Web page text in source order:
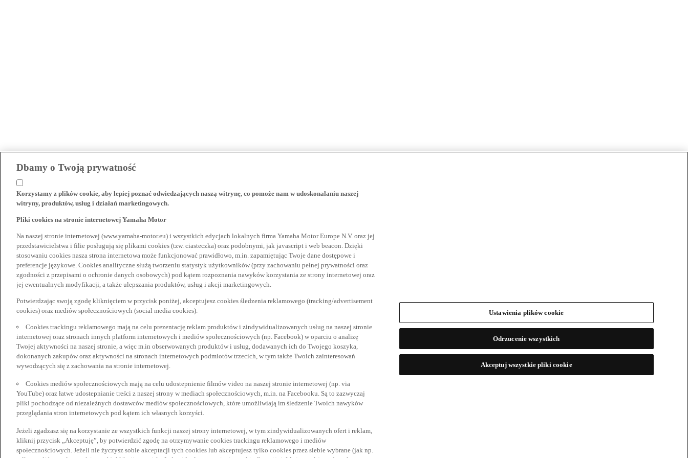
Dbamy o Twoją prywatność
Korzystamy z plików cookie, aby lepiej poznać odwiedzających naszą witrynę, co pomoże nam w udoskonalaniu naszej
witryny, produktów, usług i działań marketingowych.
Pliki cookies na stronie internetowej Yamaha Motor
Na naszej stronie internetowej (www.yamaha-motor.eu) i wszystkich edycjach lokalnych firma Yamaha Motor Europe N.V. oraz jej
przedstawicielstwa i filie posługują się plikami cookies (tzw. ciasteczka) oraz podobnymi, jak javascript i web beacon. Dzięki
stosowaniu cookies nasza strona internetowa może funkcjonować prawidłowo, m.in. zapamiętując Twoje dane dostępowe i
preferencje językowe. Cookies analityczne służą tworzeniu statystyk użytkowników (przy zachowaniu pełnej prywatności oraz
zgodności z przepisami o ochronie danych osobowych) pod kątem rozpoznania nawyków korzystania ze strony internetowej oraz
jej ewentualnych modyfikacji, a także ulepszania produktów, usług i akcji marketingowych.
Potwierdzając swoją zgodę kliknięciem w przycisk poniżej, akceptujesz cookies śledzenia reklamowego (tracking/advertisement
cookies) oraz mediów społecznościowych (social media cookies).
Cookies trackingu reklamowego mają na celu prezentację reklam produktów i zindywidualizowanych usług na naszej stronie
internetowej oraz stronach innych platform internetowych i mediów społecznościowych (np. Facebook) w oparciu o analizę
Twojej aktywności na naszej stronie, a więc m.in obserwowanych produktów i usług, dodawanych ich do Twojego koszyka,
dokonanych zakupów oraz aktywności na stronach internetowych podmiotów trzecich, w tym także Twoich zainteresowań
wywodzących się z zachowania na stronie internetowej.
Cookies mediów społecznościowych mają na celu udostepnienie filmów video na naszej stronie internetowej (np. via
YouTube) oraz łatwe udostepnianie treści z naszej strony w mediach społecznościowych, m.in. na Facebooku. Są to zazwyczaj
pliki pochodzące od niezależnych dostawców mediów społecznościowych, które umożliwiają im śledzenie Twoich nawyków
przeglądania stron internetowych pod kątem ich własnych korzyści.
Jeżeli zgadzasz się na korzystanie ze wszystkich funkcji naszej strony internetowej, w tym zindywidualizowanych ofert i reklam,
kliknij przycisk „Akceptuję”, by potwierdzić zgodę na otrzymywanie cookies trackingu reklamowego i mediów
społecznościowych. Jeżeli nie życzysz sobie akceptacji tych cookies lub akceptujesz tylko cookies przez siebie wybrane (jak np.
Ustawienia plików cookie
Odrzucenie wszystkich
Akceptuj wszystkie pliki cookie